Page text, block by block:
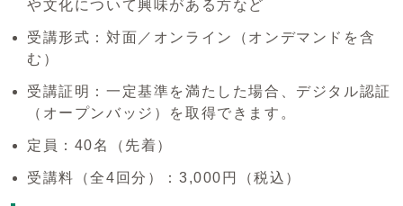
や文化について興味がある方など
受講形式：対面／オンライン（オンデマンドを含
む）
受講証明：一定基準を満たした場合、デジタル認証
（オープンバッジ）を取得できます。
定員：40名（先着）
受講料（全4回分）：3,000円（税込）